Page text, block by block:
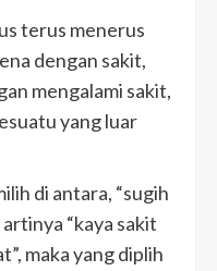
terus menerus
dengan sakit,
mengalami sakit,
yang luar
di antara, “sugih
“kaya sakit
maka yang diplih